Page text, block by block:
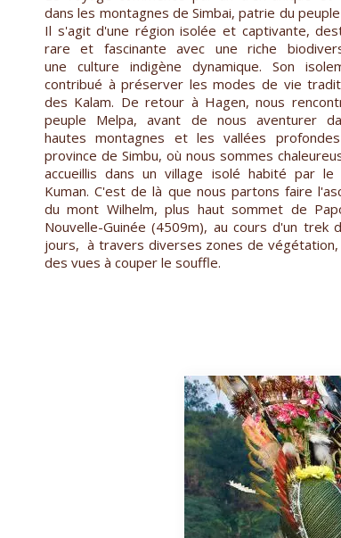
dans les montagnes de Simbai, patrie du peuple
Il s'agit d'une région isolée et captivante,
rare et fascinante avec une riche
une culture indigène dynamique. Son
contribué à préserver les modes de vie
des Kalam. De retour à Hagen, nous
peuple Melpa, avant de nous aventurer
hautes montagnes et les vallées
province de Simbu, où nous sommes
accueillis dans un village isolé habité par le
Kuman. C'est de là que nous partons faire
du mont Wilhelm, plus haut sommet de
Nouvelle-Guinée (4509m), au cours d'un trek
jours, à travers diverses zones de
des vues à couper le souffle.